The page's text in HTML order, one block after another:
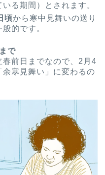
る期間）とされます。
頃から寒中見舞いの送り
的です。
で
春前日までなので、2月4
余寒見舞い」に変わるの